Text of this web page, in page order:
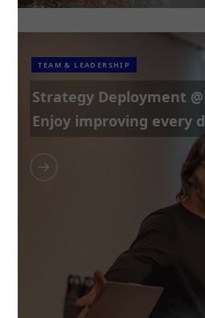
TEAM & LEADERSHIP
Strategy Deployment
Enjoy improving every